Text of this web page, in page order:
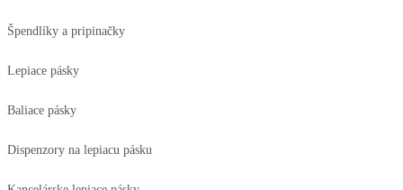
Špendlíky a pripinačky
Lepiace pásky
Baliace pásky
Dispenzory na lepiacu pásku